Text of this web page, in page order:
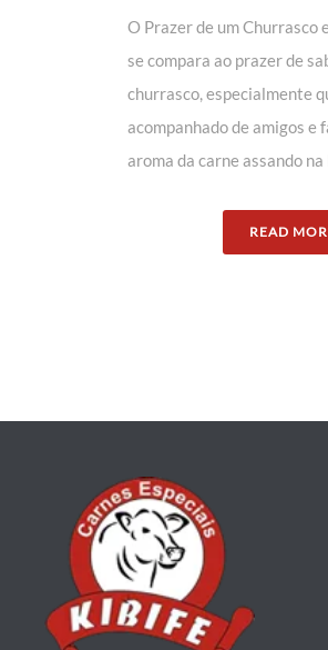
O Prazer de um Churrasco
se compara ao prazer de
churrasco, especialmente
acompanhado de amigos e
aroma da carne assando na
READ